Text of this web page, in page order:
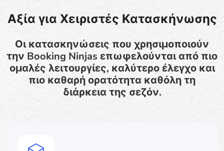
Αξία για Χειριστές Κατασκήνωσης
Οι κατασκηνώσεις που χρησιμοποιούν
την Booking Ninjas επωφελούνται από πιο
ομαλές λειτουργίες, καλύτερο έλεγχο και
πιο καθαρή ορατότητα καθόλη τη
διάρκεια της σεζόν.